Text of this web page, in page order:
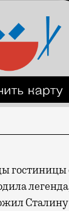
гостиницы
Сталину